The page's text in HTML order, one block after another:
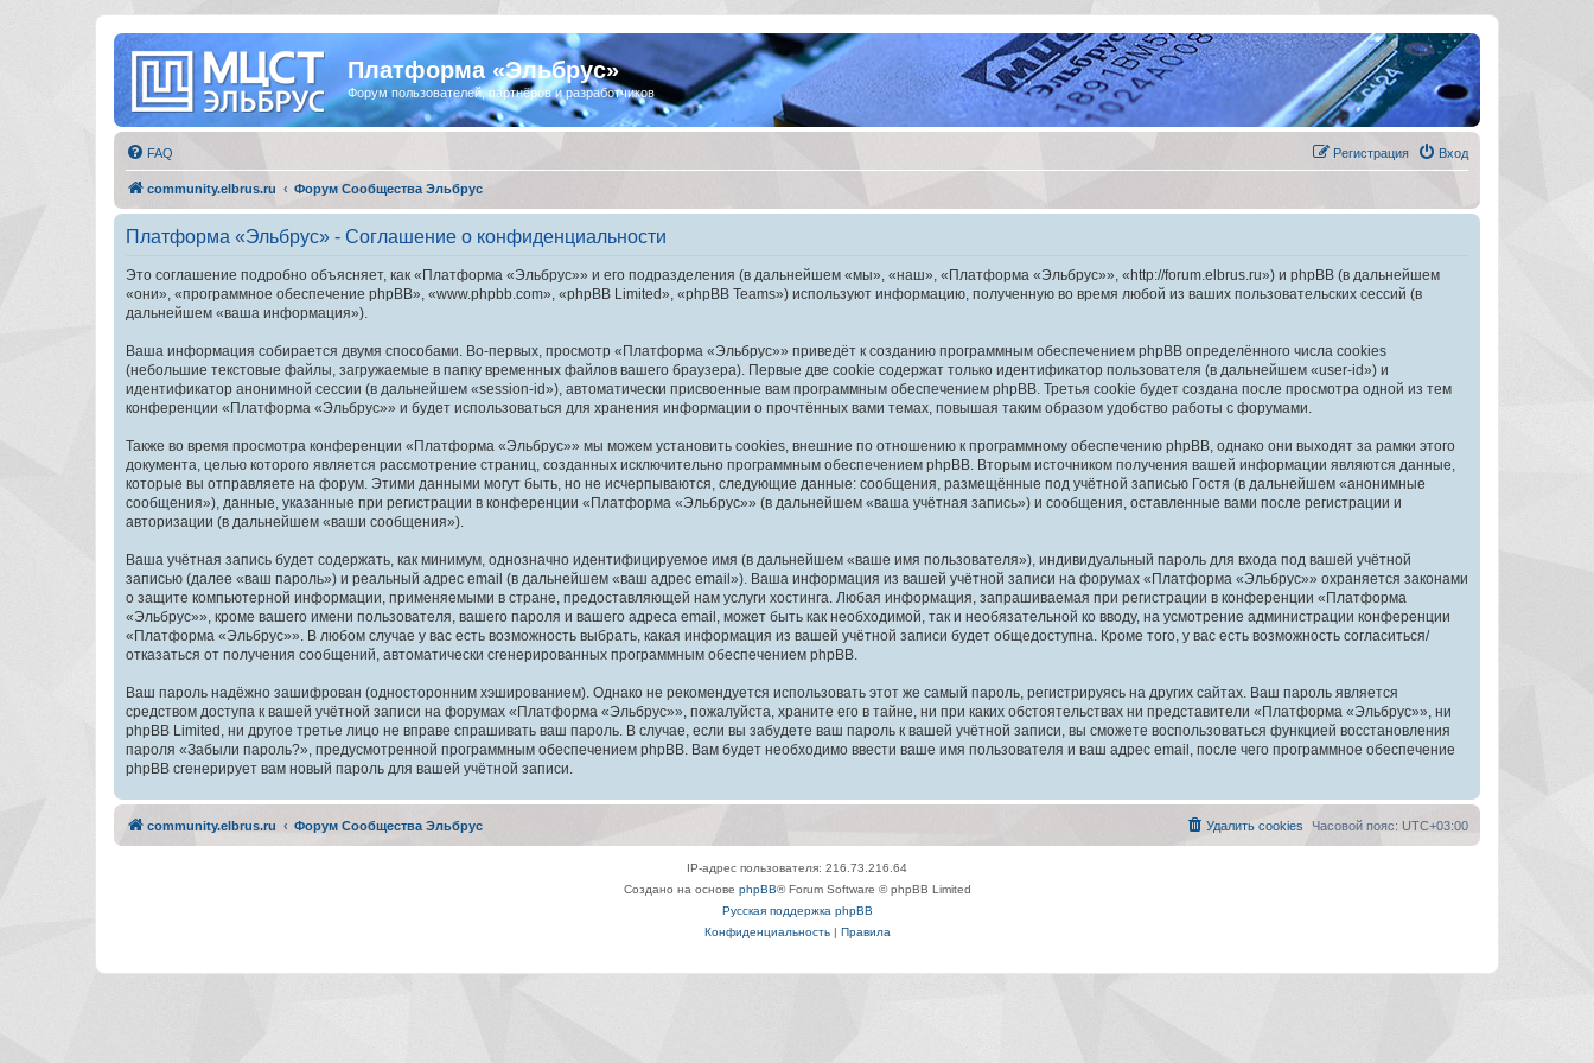
Платформа «Эльбрус»
Форум пользователей, партнёров и разработчиков
FAQ Вход
Регистрация
community.elbrus.ru Форум Сообщества Эльбрус
Платформа «Эльбрус» - Соглашение о конфиденциальности
Это соглашение подробно объясняет, как «Платформа «Эльбрус»» и его подразделения (в дальнейшем «мы», «наш», «Платформа «Эльбрус»», «http://forum.elbrus.ru») и phpBB (в дальнейшем
«они», «программное обеспечение phpBB», «www.phpbb.com», «phpBB Limited», «phpBB Teams») используют информацию, полученную во время любой из ваших пользовательских сессий (в
дальнейшем «ваша информация»).
Ваша информация собирается двумя способами. Во-первых, просмотр «Платформа «Эльбрус»» приведёт к созданию программным обеспечением phpBB определённого числа cookies
(небольшие текстовые файлы, загружаемые в папку временных файлов вашего браузера). Первые две cookie содержат только идентификатор пользователя (в дальнейшем «user-id») и
идентификатор анонимной сессии (в дальнейшем «session-id»), автоматически присвоенные вам программным обеспечением phpBB. Третья cookie будет создана после просмотра одной из тем
конференции «Платформа «Эльбрус»» и будет использоваться для хранения информации о прочтённых вами темах, повышая таким образом удобство работы с форумами.
Также во время просмотра конференции «Платформа «Эльбрус»» мы можем установить cookies, внешние по отношению к программному обеспечению phpBB, однако они выходят за рамки этого
документа, целью которого является рассмотрение страниц, созданных исключительно программным обеспечением phpBB. Вторым источником получения вашей информации являются данные,
которые вы отправляете на форум. Этими данными могут быть, но не исчерпываются, следующие данные: сообщения, размещённые под учётной записью Гостя (в дальнейшем «анонимные
сообщения»), данные, указанные при регистрации в конференции «Платформа «Эльбрус»» (в дальнейшем «ваша учётная запись») и сообщения, оставленные вами после регистрации и
авторизации (в дальнейшем «ваши сообщения»).
Ваша учётная запись будет содержать, как минимум, однозначно идентифицируемое имя (в дальнейшем «ваше имя пользователя»), индивидуальный пароль для входа под вашей учётной
записью (далее «ваш пароль») и реальный адрес email (в дальнейшем «ваш адрес email»). Ваша информация из вашей учётной записи на форумах «Платформа «Эльбрус»» охраняется законами
о защите компьютерной информации, применяемыми в стране, предоставляющей нам услуги хостинга. Любая информация, запрашиваемая при регистрации в конференции «Платформа
«Эльбрус»», кроме вашего имени пользователя, вашего пароля и вашего адреса email, может быть как необходимой, так и необязательной ко вводу, на усмотрение администрации конференции
«Платформа «Эльбрус»». В любом случае у вас есть возможность выбрать, какая информация из вашей учётной записи будет общедоступна. Кроме того, у вас есть возможность согласиться/
отказаться от получения сообщений, автоматически сгенерированных программным обеспечением phpBB.
Ваш пароль надёжно зашифрован (односторонним хэшированием). Однако не рекомендуется использовать этот же самый пароль, регистрируясь на других сайтах. Ваш пароль является
средством доступа к вашей учётной записи на форумах «Платформа «Эльбрус»», пожалуйста, храните его в тайне, ни при каких обстоятельствах ни представители «Платформа «Эльбрус»», ни
phpBB Limited, ни другое третье лицо не вправе спрашивать ваш пароль. В случае, если вы забудете ваш пароль к вашей учётной записи, вы сможете воспользоваться функцией восстановления
пароля «Забыли пароль?», предусмотренной программным обеспечением phpBB. Вам будет необходимо ввести ваше имя пользователя и ваш адрес email, после чего программное обеспечение
phpBB сгенерирует вам новый пароль для вашей учётной записи.
community.elbrus.ru Форум Сообщества Эльбрус Часовой пояс: UTC+03:00
Удалить cookies
IP-адрес пользователя: 216.73.216.64
Создано на основе phpBB® Forum Software © phpBB Limited
Русская поддержка phpBB
Конфиденциальность| Правила